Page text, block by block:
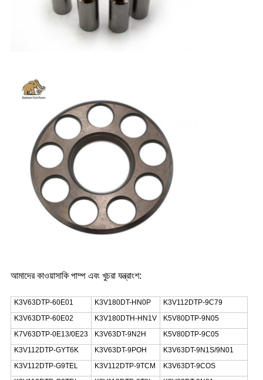
আমাদের কাওয়াসাকি পাম্প এবং খুচরা যন্ত্রাংশ:
K3V63DTP-60E01 K3V180DT-HN0P
K3V112DTP-9C79
K3V63DTP-60E02
K3V180DTH-HN1V
K5V80DTP-9N05
K7V63DTP-0E13/0E23
K3V63DT-9N2H
K5V80DTP-9C05
K3V112DTP-GYT6K
K3V63DT-9POH
K3V63DT-9N1S/9N01
K3V112DTP-G9TEL
K3V112DTP-9TCM
K3V63DT-9COS